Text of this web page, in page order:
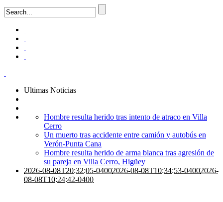
Ultimas Noticias
Hombre resulta herido tras intento de atraco en Villa
Cerro
Un muerto tras accidente entre camión y autobús en
Verón-Punta Cana
Hombre resulta herido de arma blanca tras agresión de
su pareja en Villa Cerro, Higüey
2026-08-08T20:32:05-04002026-08-08T10:34:53-04002026-
08-08T10:24:42-0400